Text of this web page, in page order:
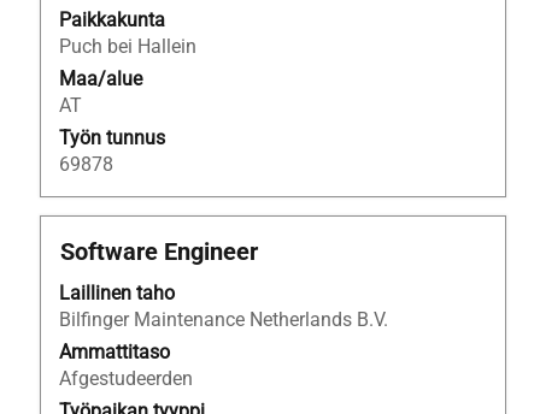
Paikkakunta
Puch bei Hallein
Maa/alue
AT
Työn tunnus
69878
Ammattinimike
Software Engineer
Laillinen taho
Bilfinger Maintenance Netherlands B.V.
Ammattitaso
Afgestudeerden
Valitse
välilyöntinäppäimellä,
jos
haluat
nähdä
työpaikan
kaikki